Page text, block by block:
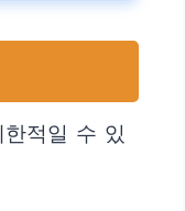
적일 수 있